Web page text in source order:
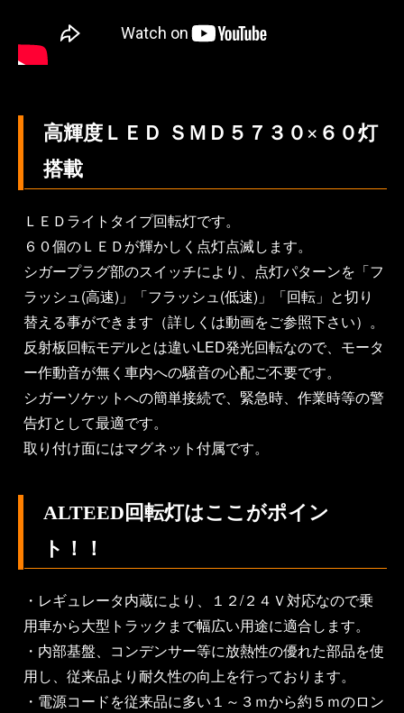
高輝度ＬＥＤ ＳＭＤ５７３０×６０灯
搭載
ＬＥＤライトタイプ回転灯です。
６０個のＬＥＤが輝かしく点灯点滅します。
シガープラグ部のスイッチにより、点灯パターンを「フ
ラッシュ(高速)」「フラッシュ(低速)」「回転」と切り
替える事ができます（詳しくは動画をご参照下さい）。
反射板回転モデルとは違いLED発光回転なので、モータ
ー作動音が無く車内への騒音の心配ご不要です。
シガーソケットへの簡単接続で、緊急時、作業時等の警
告灯として最適です。
取り付け面にはマグネット付属です。
ALTEED回転灯はここがポイン
ト！！
・レギュレータ内蔵により、１２/２４Ｖ対応なので乗
用車から大型トラックまで幅広い用途に適合します。
・内部基盤、コンデンサー等に放熱性の優れた部品を使
用し、従来品より耐久性の向上を行っております。
・電源コードを従来品に多い１～３ｍから約５ｍのロン